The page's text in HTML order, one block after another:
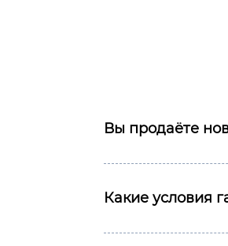
Вы продаёте
Какие условия